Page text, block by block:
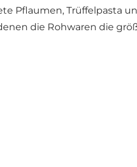
Pflaumen, Trüffelpasta
die Rohwaren die